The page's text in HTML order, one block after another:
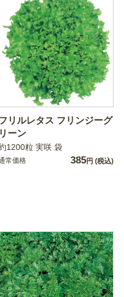
リルレタス フリンジーグ
リーン
1200粒 実咲 袋
常価格 385円 (税込)